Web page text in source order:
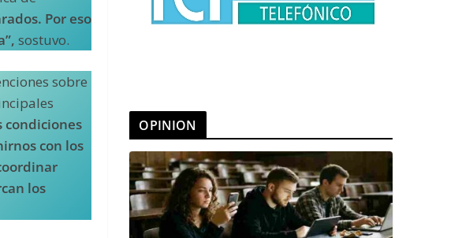
Por eso
sostuvo.
sobre
condiciones
con los
los
OPINION